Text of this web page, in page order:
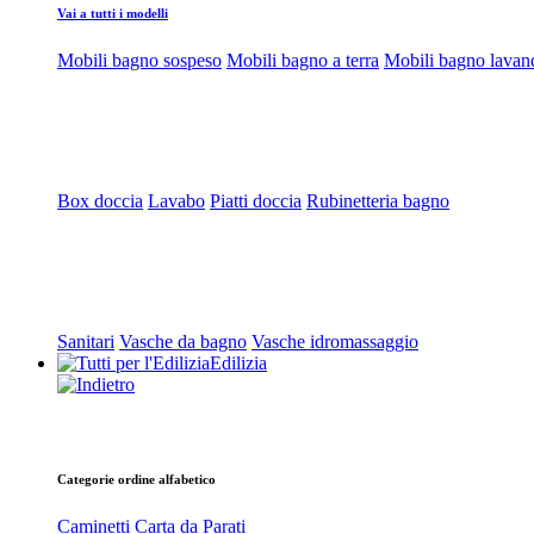
Vai a tutti i modelli
Mobili bagno sospeso Mobili bagno a terra Mobili bagno
Box doccia Lavabo Piatti doccia Rubinetteria bagno
Sanitari Vasche da bagno Vasche idromassaggio
Edilizia
Categorie ordine alfabetico
Caminetti Carta da Parati